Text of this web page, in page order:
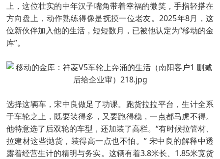
上，这位壮实的中年汉子嘴角带着幸福的微笑，手指轻搭在
方向盘上，动作熟练得像是抚摸一位老友。2025年8月，这
位新伙伴加入他的生活，短短数月，已被他认定为“移动的金
库”。
选择这辆车，宋中良做足了功课。跑货拉拉平台，生计全系
于车轮之上，既要装得多，又要跑得稳，一点都马虎不得。
他特意选了后双轮的车型，还加装了高栏。“有时候拉管材、
拉建材这些抛货，装得高一点也不怕。” 宋中良的解释中透
露着经营生计的精明与务实。这辆有着3.8米长、1.85米宽货